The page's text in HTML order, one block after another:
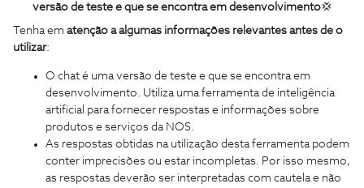
versão de teste e que se encontra em desenvolvimento💢
Tenha em atenção a algumas informações relevantes antes de o
utilizar:
O chat é uma versão de teste e que se encontra em
desenvolvimento. Utiliza uma ferramenta de inteligência
artificial para fornecer respostas e informações sobre
produtos e serviços da NOS.
As respostas obtidas na utilização desta ferramenta podem
conter imprecisões ou estar incompletas. Por isso mesmo,
as respostas deverão ser interpretadas com cautela e não